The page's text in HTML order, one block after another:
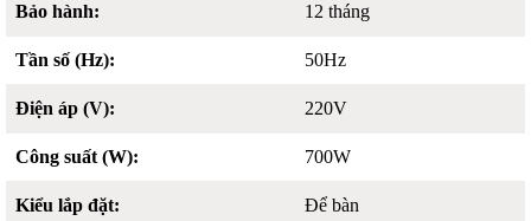
Bảo hành: 12 tháng
Tần số (Hz): 50Hz
Điện áp (V): 220V
Công suất (W): 700W
Kiểu lắp đặt: Để bàn